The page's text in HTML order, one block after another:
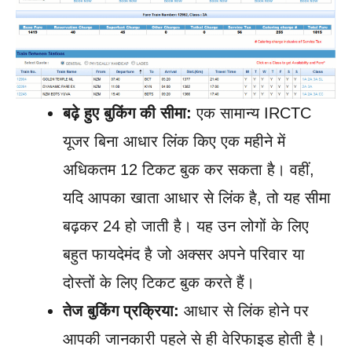
बढ़े हुए बुकिंग की सीमा: एक सामान्य IRCTC
यूजर बिना आधार लिंक किए एक महीने में
अधिकतम 12 टिकट बुक कर सकता है। वहीं,
यदि आपका खाता आधार से लिंक है, तो यह सीमा
बढ़कर 24 हो जाती है। यह उन लोगों के लिए
बहुत फायदेमंद है जो अक्सर अपने परिवार या
दोस्तों के लिए टिकट बुक करते हैं।
तेज बुकिंग प्रक्रिया: आधार से लिंक होने पर
आपकी जानकारी पहले से ही वेरिफाइड होती है।